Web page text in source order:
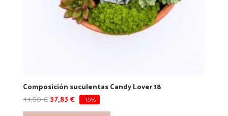
Composición suculentas Candy Lover 18
44,50€ 37,83 € -15%